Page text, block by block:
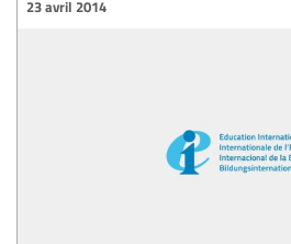
23 avril 2014